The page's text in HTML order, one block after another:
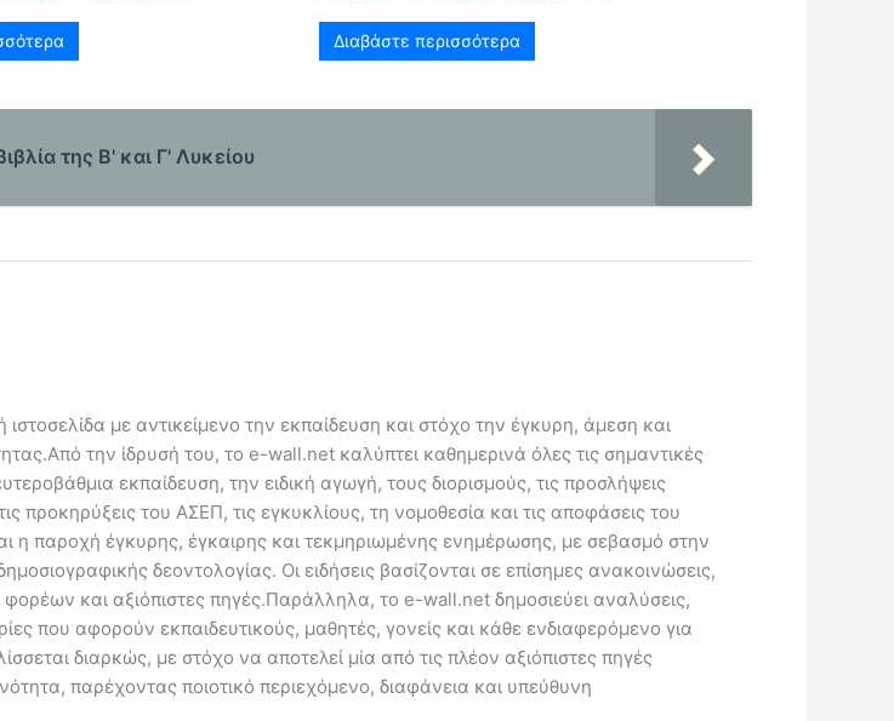
Διαβάστε περισσότερα
της Β' και Γ' Λυκείου
με αντικείμενο την εκπαίδευση και στόχο την έγκυρη, άμεση και
την ίδρυσή του, το e-wall.net καλύπτει καθημερινά όλες τις σημαντικές
εκπαίδευση, την ειδική αγωγή, τους διορισμούς, τις προσλήψεις
προκηρύξεις του ΑΣΕΠ, τις εγκυκλίους, τη νομοθεσία και τις αποφάσεις του
η παροχή έγκυρης, έγκαιρης και τεκμηριωμένης ενημέρωσης, με σεβασμό στην
δεοντολογίας. Οι ειδήσεις βασίζονται σε επίσημες ανακοινώσεις,
και αξιόπιστες πηγές.Παράλληλα, το e-wall.net δημοσιεύει αναλύσεις,
που αφορούν εκπαιδευτικούς, μαθητές, γονείς και κάθε ενδιαφερόμενο για
διαρκώς, με στόχο να αποτελεί μία από τις πλέον αξιόπιστες πηγές
παρέχοντας ποιοτικό περιεχόμενο, διαφάνεια και υπεύθυνη